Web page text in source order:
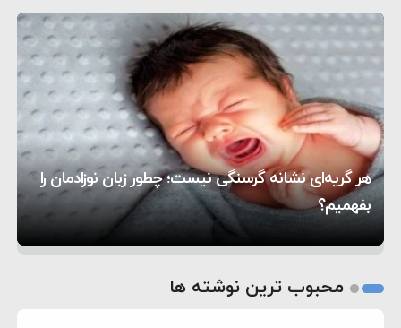
دیوانگی آمریکا داریم
ترامپ دستور حملات جدید علیه ایران را صادر کرد
۵:۴۵
سپاه: دو نفتکش متخلف مورد اصابت قرار گرفته و
متوقف شدند
۱۲:۵۹
ترامپ مدعی توافق تاریخی برای خلع سلاح کامل
حماس شد
۸:۵۷
اعتراض عراقچی به همتای بلغارستانی به دلیل کمک
به آمریکا در حملات به ایران
۱۶:۱۹
کشورهایی که به متجاوزان کمک می کنند پاسخ
سختی خواهند گرفت
۱۰:۱۵
سنتکام پایان تجاوز جدید به ایران را اعلام کرد
۶:۰۵
هر گریه‌ای نشانه گرسنگی نیست؛ چطور زبان نوزادمان را
بفهمیم؟
تغذیه پدر می‌تواند بر سلامت نوزاد تأثیر بگذارد
روی دیگر زندگی
2
محبوب ترین نوشته ها